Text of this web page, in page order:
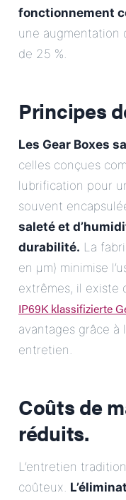
fonctionnement
une augmentation
de 25 %.
Principes
Les Gear Boxes
celles conçues
lubrification pour
souvent
saleté et
durabilité. La
en μm) minimise
extrêmes, il existe
IP69K klassifizierte
avantages grâce à
entretien.
Coûts de
réduits.
L’entretien
coûteux.